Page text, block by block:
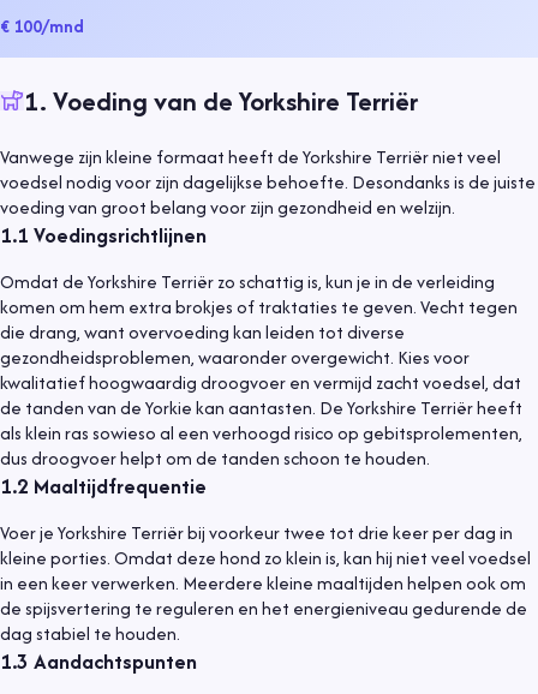
€ 100/mnd
1.Voeding van de Yorkshire Terriër
Vanwege zijn kleine formaat heeft de Yorkshire Terriër niet veel
voedsel nodig voor zijn dagelijkse behoefte. Desondanks is de juiste
voeding van groot belang voor zijn gezondheid en welzijn.
1.1 Voedingsrichtlijnen
Omdat de Yorkshire Terriër zo schattig is, kun je in de verleiding
komen om hem extra brokjes of traktaties te geven. Vecht tegen
die drang, want overvoeding kan leiden tot diverse
gezondheidsproblemen, waaronder overgewicht. Kies voor
kwalitatief hoogwaardig droogvoer en vermijd zacht voedsel, dat
de tanden van de Yorkie kan aantasten. De Yorkshire Terriër heeft
als klein ras sowieso al een verhoogd risico op gebitsprolementen,
dus droogvoer helpt om de tanden schoon te houden.
1.2 Maaltijdfrequentie
Voer je Yorkshire Terriër bij voorkeur twee tot drie keer per dag in
kleine porties. Omdat deze hond zo klein is, kan hij niet veel voedsel
in een keer verwerken. Meerdere kleine maaltijden helpen ook om
de spijsvertering te reguleren en het energieniveau gedurende de
dag stabiel te houden.
1.3 Aandachtspunten